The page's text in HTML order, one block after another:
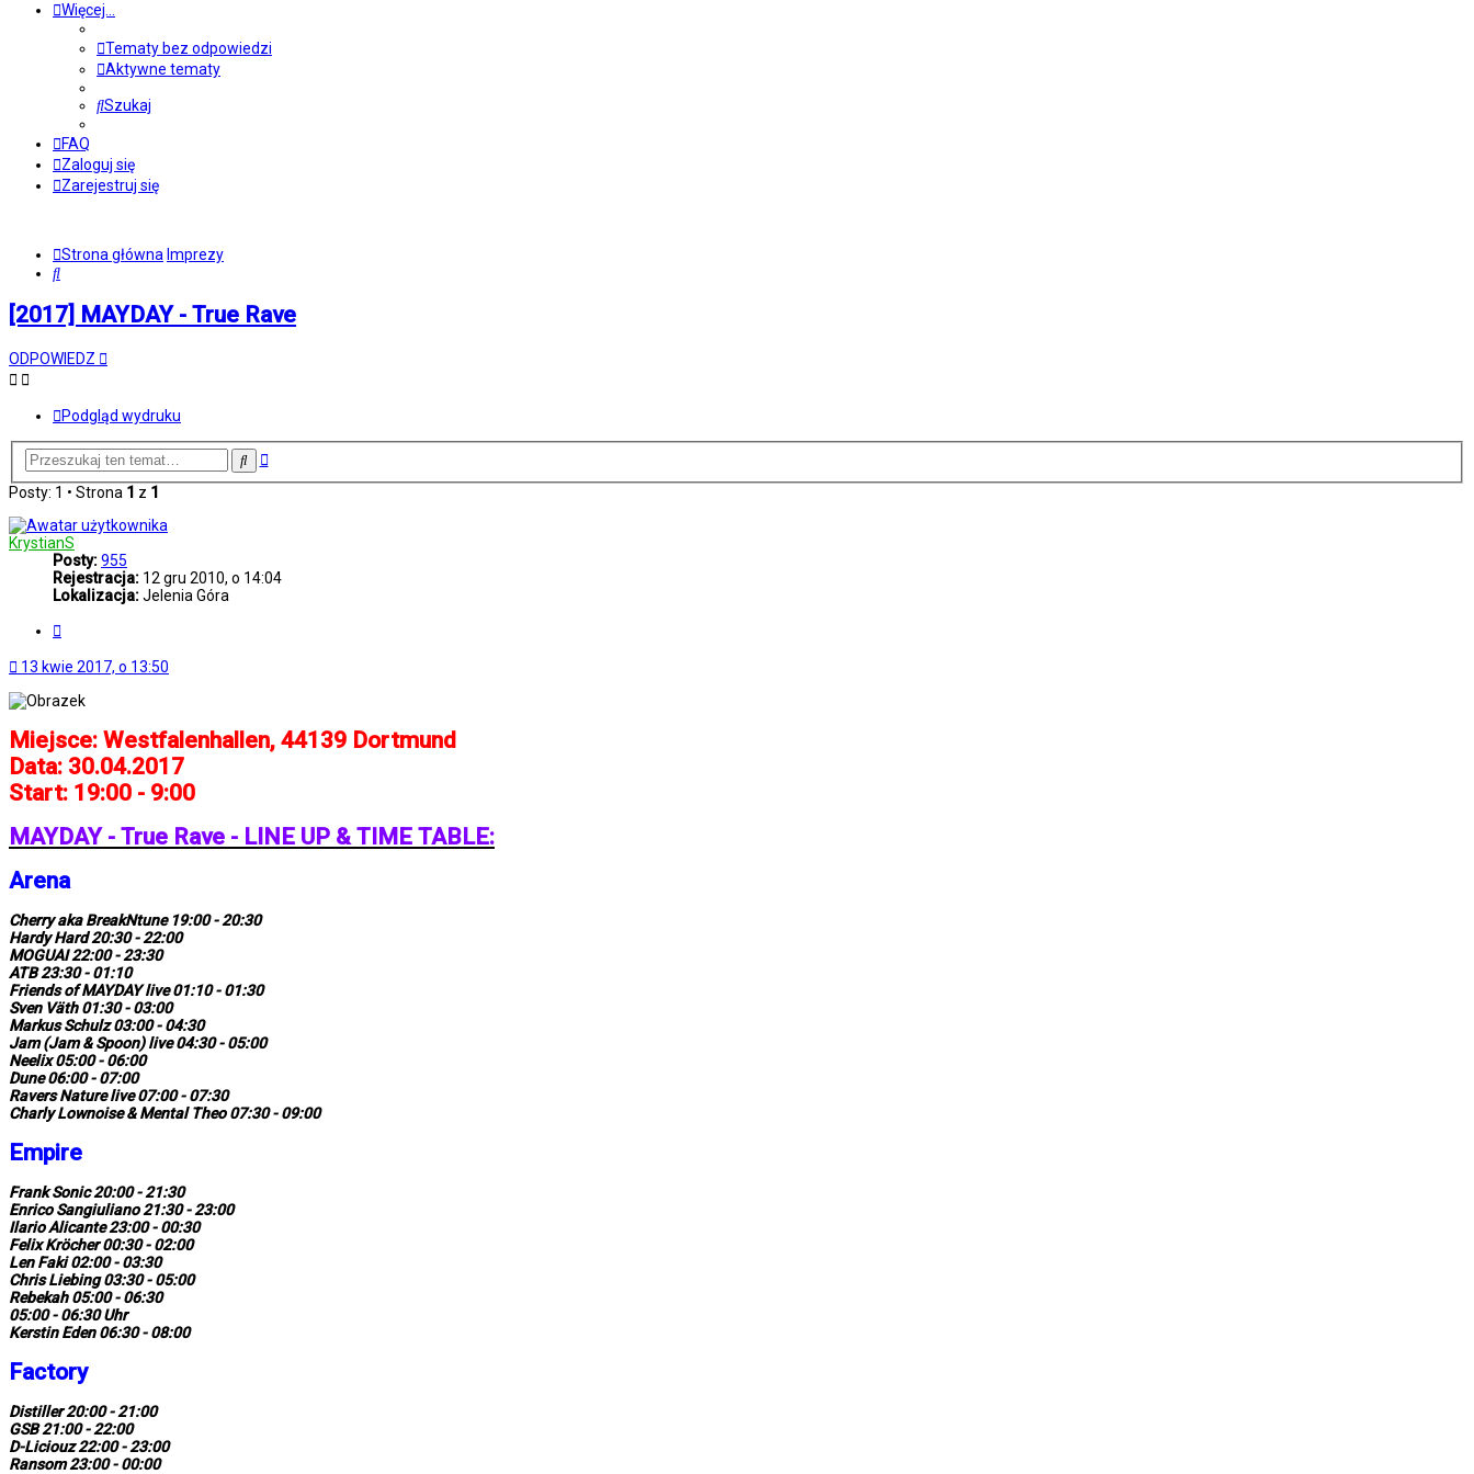
Więcej…
Tematy bez odpowiedzi
Aktywne tematy
Szukaj
FAQ
Zaloguj się
Zarejestruj się
Strona główna Imprezy
Szukaj
[2017] MAYDAY - True Rave
ODPOWIEDZ
Podgląd wydruku
SzukajWyszukiwanie
Posty: 1 • Strona 1 z 1
KrystianS
Posty:955
Rejestracja: 12 gru 2010, o 14:04
Lokalizacja:Jelenia Góra
13 kwie 2017, o 13:50
Miejsce: Westfalenhallen, 44139 Dortmund
Data: 30.04.2017
Start: 19:00 - 9:00
MAYDAY - True Rave - LINE UP & TIME TABLE:
Arena
Cherry aka BreakNtune 19:00 - 20:30
Hardy Hard 20:30 - 22:00
MOGUAI 22:00 - 23:30
ATB 23:30 - 01:10
Friends of MAYDAY live 01:10 - 01:30
Sven Väth 01:30 - 03:00
Markus Schulz 03:00 - 04:30
Jam (Jam & Spoon) live 04:30 - 05:00
Neelix 05:00 - 06:00
Dune 06:00 - 07:00
Ravers Nature live 07:00 - 07:30
Charly Lownoise & Mental Theo 07:30 - 09:00
Empire
Frank Sonic 20:00 - 21:30
Enrico Sangiuliano 21:30 - 23:00
Ilario Alicante 23:00 - 00:30
Felix Kröcher 00:30 - 02:00
Len Faki 02:00 - 03:30
Chris Liebing 03:30 - 05:00
Rebekah 05:00 - 06:30
05:00 - 06:30 Uhr
Kerstin Eden 06:30 - 08:00
Factory
Distiller 20:00 - 21:00
GSB 21:00 - 22:00
D-Liciouz 22:00 - 23:00
Ransom 23:00 - 00:00